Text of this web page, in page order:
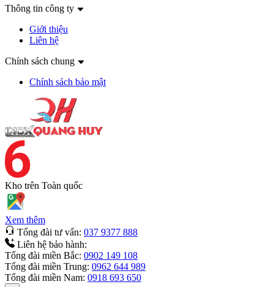
Thông tin công ty
Giới thiệu
Liên hệ
Chính sách chung
Chính sách bảo mật
Kho trên Toàn quốc
Xem thêm
Tổng đài tư vấn: 037 9377 888
Liên hệ bảo hành:
Tổng đài miền Bắc: 0902 149 108
Tổng đài miền Trung: 0962 644 989
Tổng đài miền Nam: 0918 693 650